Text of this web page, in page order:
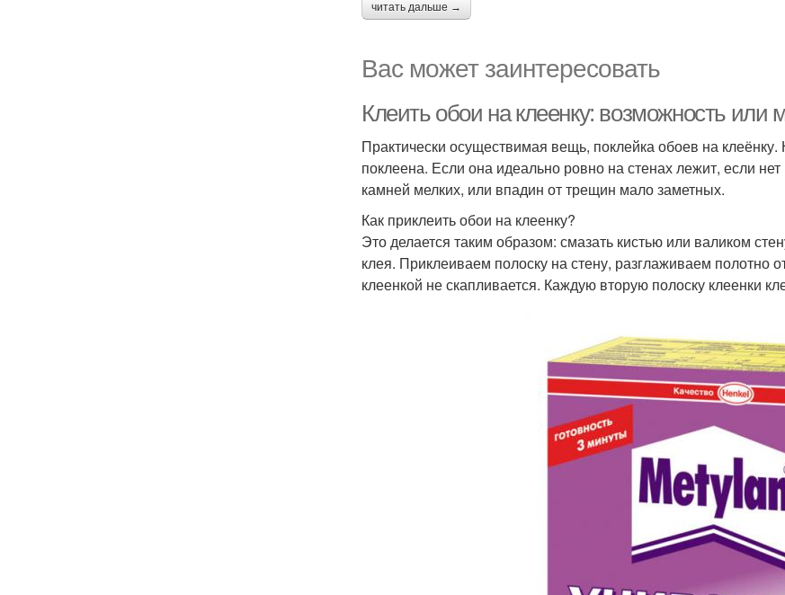
читать дальше →
Вас может заинтересовать
Клеить обои на клеенку: возможность или
Практически осуществимая вещь, поклейка обоев на
поклеена. Если она идеально ровно на стенах лежит, если
камней мелких, или впадин от трещин мало заметных.
Как приклеить обои на клеенку?
Это делается таким образом: смазать кистью или валиком
клея. Приклеиваем полоску на стену, разглаживаем полотно
клеенкой не скапливается. Каждую вторую полоску клеенки